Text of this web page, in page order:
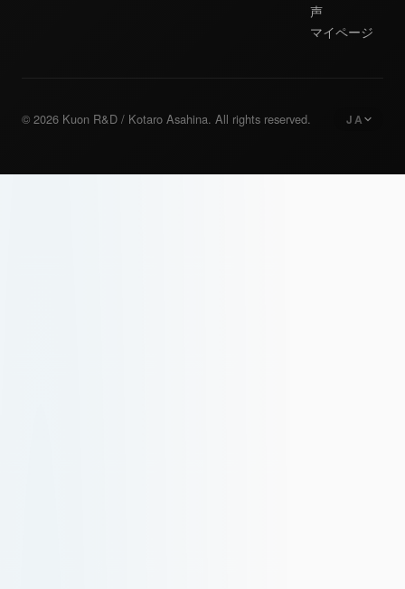
声
マイページ
© 2026 Kuon R&D / Kotaro Asahina. All rights reserved. JA